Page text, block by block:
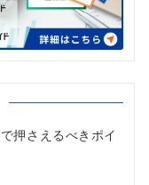
押さえるべきポイ